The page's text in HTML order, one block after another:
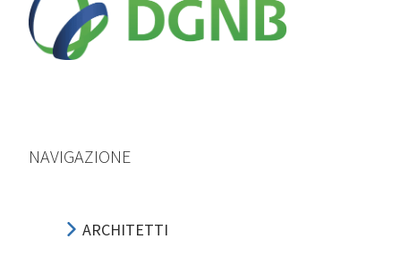
NAVIGAZIONE
ARCHITETTI